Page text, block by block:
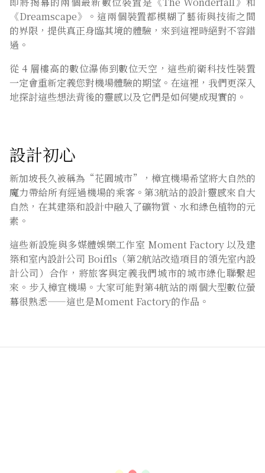
《Dreamscape》。這兩個裝置都模糊了藝術與技術之間
的界限，提供真正身臨其境的體驗，來到這裡時絕對不容錯
過。
從 4 層樓高的數位瀑佈到數位天空，這些前衛科技性裝置
一定會重新定義您對機場體驗的期望。在這裡，我們更深入
地探討這些想法背後的靈感以及它們是如何變成現實的。
設計初心
新加坡長久被稱為“花園城市”，樟宜機場希望將大自然的
魔力帶給所有經過機場的乘客。第3航站的設計靈感來自大
自然，在其建築和設計中融入了礦物質、水和綠色植物的元
素。
這些新設施與多媒體娛樂工作室 Moment Factory 以及建
築和室內設計公司 Boiffls（第2航站改造項目的領先室內設
計公司）合作，將旅客與定義我們城市的城市綠化聯繫起
來。步入樟宜機場。大家可能對第4航站的兩個大型數位螢
幕很熟悉——這也是Moment Factory的作品。